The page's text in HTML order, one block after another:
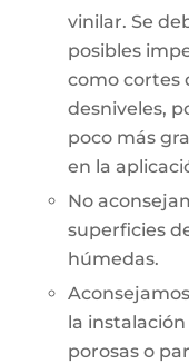
vinilar. Se
posibles
como cortes
desniveles,
poco más
en la
No
superficies
húmedas.
la
porosas o